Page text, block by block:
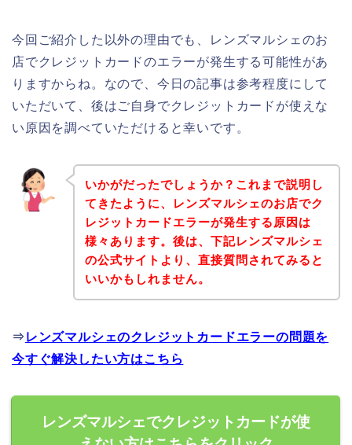
今回ご紹介した以外の理由でも、レンズマルシェのお
店でクレジットカードのエラーが発生する可能性があ
りますからね。なので、今日の記事は参考程度にして
いただいて、後はご自身でクレジットカードが使えな
い原因を調べていただけると幸いです。
いかがだったでしょうか？これまで説明し
てきたように、レンズマルシェのお店でク
レジットカードエラーが発生する原因は
様々あります。後は、下記レンズマルシェ
の公式サイトより、直接質問されてみると
いいかもしれません。
⇒ レンズマルシェのクレジットカードエラーの問題を
今すぐ解決したい方はこちら
レンズマルシェでクレジットカードが使